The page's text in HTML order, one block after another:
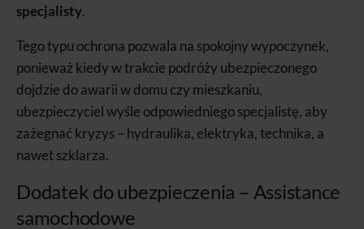
specjalisty.
Tego typu ochrona pozwala na spokojny wypoczynek,
ponieważ kiedy w trakcie podróży ubezpieczonego
dojdzie do awarii w domu czy mieszkaniu,
ubezpieczyciel wyśle odpowiedniego specjalistę, aby
zażegnać kryzys – hydraulika, elektryka, technika, a
nawet szklarza.
Dodatek do ubezpieczenia – Assistance
samochodowe